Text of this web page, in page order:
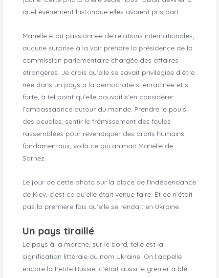
quel événement historique elles avaient pris part.
Marielle était passionnée de relations internationales,
aucune surprise à la voir prendre la présidence de la
commission parlementaire chargée des affaires
étrangères. Je crois qu’elle se savait privilégiée d’être
née dans un pays à la démocratie si enracinée et si
forte, à tel point qu’elle pouvait s’en considérer
l’ambassadrice autour du monde. Prendre le pouls
des peuples, sentir le frémissement des foules
rassemblées pour revendiquer des droits humains
fondamentaux, voilà ce qui animait Marielle de
Sarnez.
Le jour de cette photo sur la place de l’Indépendance
de Kiev, c’est ce qu’elle était venue faire. Et ce n’était
pas la première fois qu’elle se rendait en Ukraine.
Un pays tiraillé
Le pays à la marche, sur le bord, telle est la
signification littérale du nom Ukraine. On l’appelle
encore la Petite Russie, c’était aussi le grenier à blé